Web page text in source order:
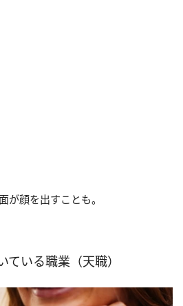
が顔を出すことも。
いる職業（天職）